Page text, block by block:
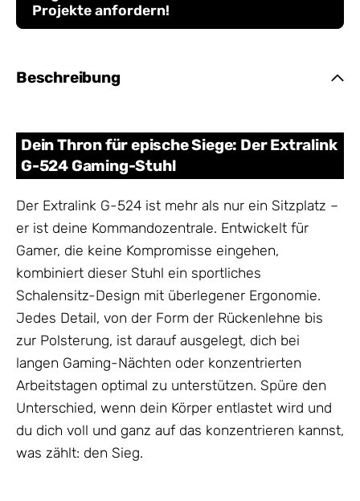
Projekte anfordern!
Beschreibung
Dein Thron für epische Siege: Der Extralink
G-524 Gaming-Stuhl
Der Extralink G-524 ist mehr als nur ein Sitzplatz –
er ist deine Kommandozentrale. Entwickelt für
Gamer, die keine Kompromisse eingehen,
kombiniert dieser Stuhl ein sportliches
Schalensitz-Design mit überlegener Ergonomie.
Jedes Detail, von der Form der Rückenlehne bis
zur Polsterung, ist darauf ausgelegt, dich bei
langen Gaming-Nächten oder konzentrierten
Arbeitstagen optimal zu unterstützen. Spüre den
Unterschied, wenn dein Körper entlastet wird und
du dich voll und ganz auf das konzentrieren kannst,
was zählt: den Sieg.